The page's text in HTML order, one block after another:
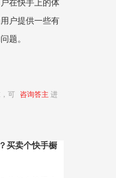
在快手上的体
户提供一些有
题。
可 咨询答主 进
买卖个快手橱